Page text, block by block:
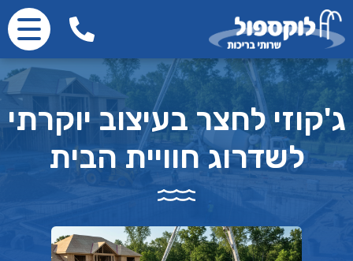
ג'קוזי לחצר בעיצוב יוקרתי
לשדרוג חוויית הבית